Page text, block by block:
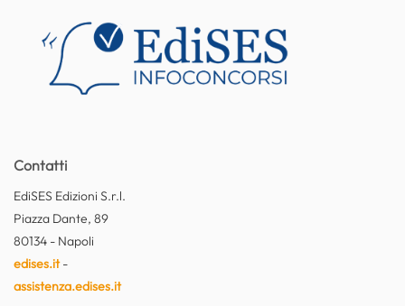
Contatti
EdiSES Edizioni S.r.l.
Piazza Dante, 89
80134 - Napoli
edises.it-
assistenza.edises.it